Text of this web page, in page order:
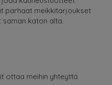
parhaat meikkitarjoukset
katon alta.
ottaa meihin yhteyttä